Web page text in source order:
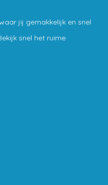
jij gemakkelijk en snel
snel het ruime